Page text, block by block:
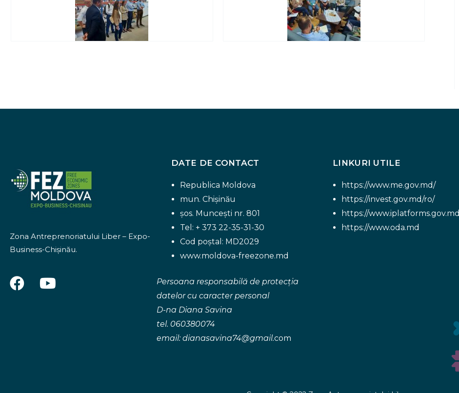
Zona Antreprenoriatului Liber – Expo-
Business-Chişinău.
F
a
Y
o
DATE DE CONTACT
Republica Moldova
mun. Chișinău
șos. Muncești nr. 801
Tel: + 373 22-35-31-30
Cod poștal: MD2029
www.moldova-freezone.md
Persoana responsabilă de protecția
datelor cu caracter personal
D-na Diana Savina
tel. 060380074
email:dianasavina74@gmail.com
LINKURI UTILE
https://www.me.gov.md/
https://invest.gov.md/ro/
https://www.iplatforms.gov.md
https://www.oda.md